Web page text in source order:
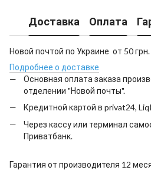
Доставка Оплата
Новой почтой по Украине от 50 грн.
Подробнее о доставке
Основная оплата заказа
отделении "Новой почты".
Кредитной картой в privat24,
Через кассу или терминал
Приватбанк.
Гарантия от производителя 12